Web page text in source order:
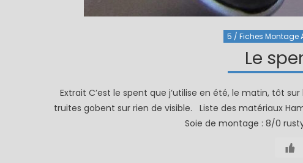
5 / Fiches Montage
Le
Extrait C’est le spent que j’utilise en été, le matin, tôt
truites gobent sur rien de visible. Liste des matériaux
Soie de montage : 8/0